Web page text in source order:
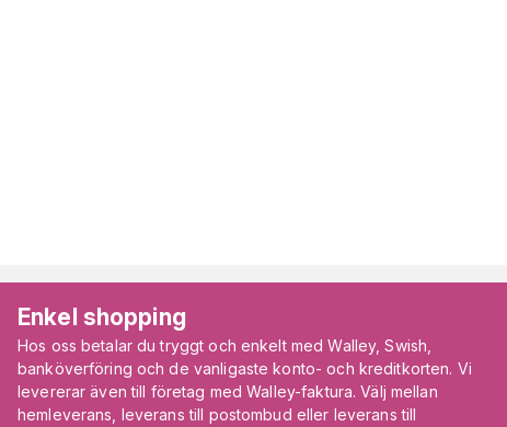
Enkel shopping
Hos oss betalar du tryggt och enkelt med Walley, Swish,
banköverföring och de vanligaste konto- och kreditkorten. Vi
levererar även till företag med Walley-faktura. Välj mellan
hemleverans, leverans till postombud eller leverans till